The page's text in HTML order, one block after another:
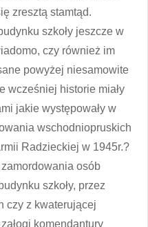
zresztą stamtąd.
szkoły jeszcze w
czy również im
powyżej niesamowite
wcześniej historie miały
jakie występowały w
wschodniopruskich
Radzieckiej w 1945r.?
osób
szkoły, przez
czy z kwaterującej
komendantury